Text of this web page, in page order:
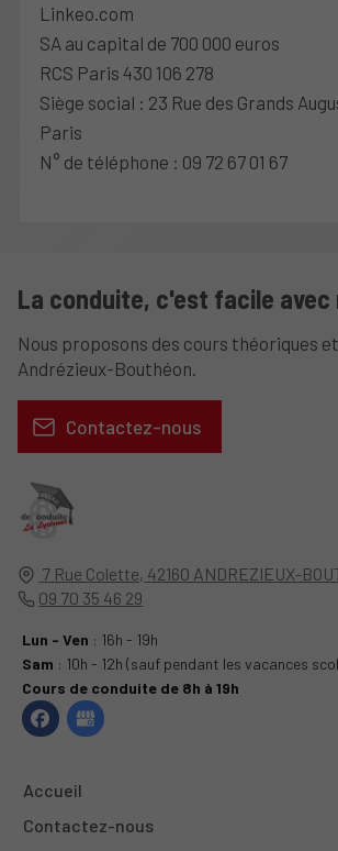
Linkeo.com
SA au capital de 700 000 euros
RCS Paris 430 106 278
Siège social : 23 Rue des Grands
Paris
N° de téléphone : 09 72 67 01 67
7 Rue Colette, 42160 ANDREZIEUX-
09 70 35 46 29
Lun - Ven : 16h - 19h
Sam : 10h - 12h (sauf pendant les vacances
Cours de conduite de 8h à 19h
Accueil
Contactez-nous
La conduite, c'est facile avec
Nous proposons des cours théoriques
Andrézieux-Bouthéon.
Contactez-nous